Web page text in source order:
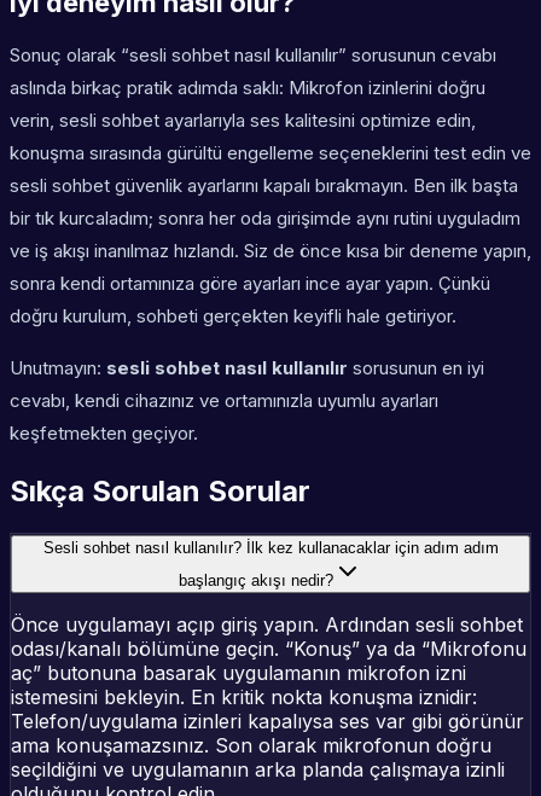
Sonuç olarak “sesli sohbet nasıl kullanılır” sorusunun cevabı
aslında birkaç pratik adımda saklı: Mikrofon izinlerini doğru
verin, sesli sohbet ayarlarıyla ses kalitesini optimize edin,
konuşma sırasında gürültü engelleme seçeneklerini test edin ve
sesli sohbet güvenlik ayarlarını kapalı bırakmayın. Ben ilk başta
bir tık kurcaladım; sonra her oda girişimde aynı rutini uyguladım
ve iş akışı inanılmaz hızlandı. Siz de önce kısa bir deneme yapın,
sonra kendi ortamınıza göre ayarları ince ayar yapın. Çünkü
doğru kurulum, sohbeti gerçekten keyifli hale getiriyor.
Unutmayın: sesli sohbet nasıl kullanılır sorusunun en iyi
cevabı, kendi cihazınız ve ortamınızla uyumlu ayarları
keşfetmekten geçiyor.
Sıkça Sorulan Sorular
Sesli sohbet nasıl kullanılır? İlk kez kullanacaklar için adım adım
başlangıç akışı nedir?
Önce uygulamayı açıp giriş yapın. Ardından sesli sohbet
odası/kanalı bölümüne geçin. “Konuş” ya da “Mikrofonu
aç” butonuna basarak uygulamanın mikrofon izni
istemesini bekleyin. En kritik nokta konuşma iznidir:
Telefon/uygulama izinleri kapalıysa ses var gibi görünür
ama konuşamazsınız. Son olarak mikrofonun doğru
seçildiğini ve uygulamanın arka planda çalışmaya izinli